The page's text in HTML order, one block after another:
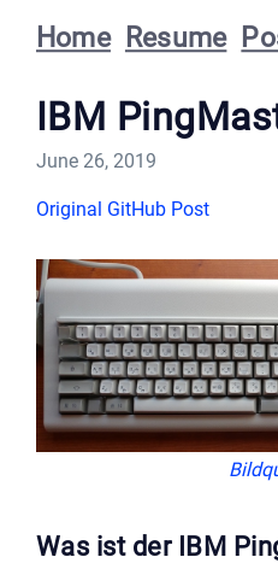
Home Resume
IBM
June 26, 2019
Original GitHub Post
Was ist der IBM